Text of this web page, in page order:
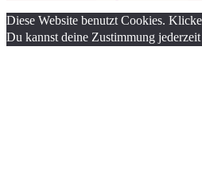
Diese Website benutzt Cookies.
Du kannst deine Zustimmung